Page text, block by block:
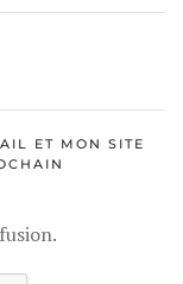
ET MON SITE